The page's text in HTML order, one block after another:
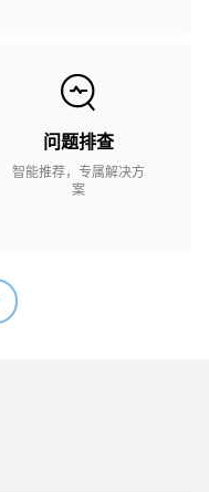
问题排查
智能推荐，专属解决方
案